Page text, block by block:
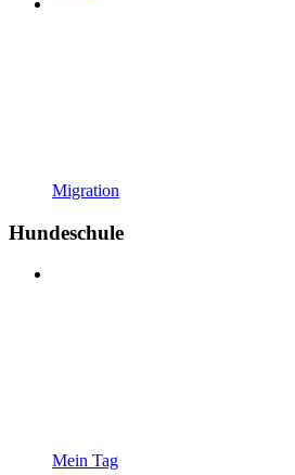
Migration
Hundeschule
Mein Tag